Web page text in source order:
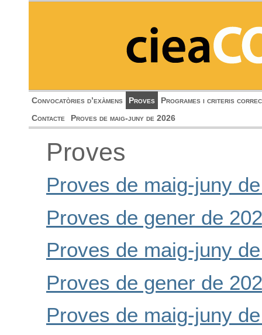
Convocatòries d’exàmens Proves
Programes i criteris
Contacte
Proves de maig-juny de 2026
Proves
Proves de maig-juny
Proves de gener de
Proves de maig-juny
Proves de gener de
Proves de maig-juny